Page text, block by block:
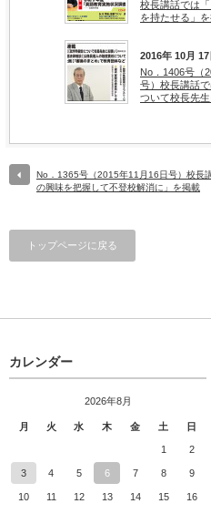
校長講話では「
を持たせる」
2016年 10月 17
No．1406号（
号）校長講話
ついて校長先
No．1365号（2015年11月16日号）校長
の興味を把握して不登校解消に」を掲載
トップページに戻る
カレンダー
2026年8月
月 火 水 木 金 土 日
1 2
3 4 5 6 7 8 9
10 11 12 13 14 15 16